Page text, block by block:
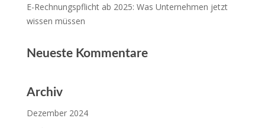
E-Rechnungspflicht ab 2025: Was Unternehmen jetzt
wissen müssen
Neueste Kommentare
Archiv
Dezember 2024